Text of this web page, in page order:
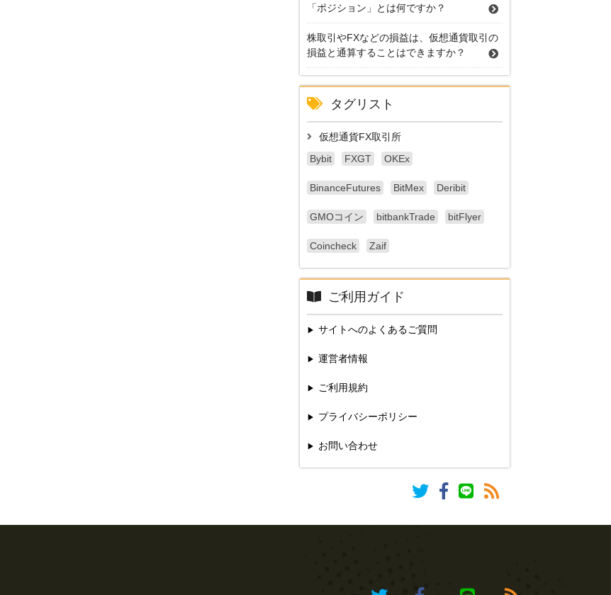
「ポジション」とは何ですか？
株取引やFXなどの損益は、仮想通貨取引の
損益と通算することはできますか？
タグリスト
仮想通貨FX取引所
Bybit
FXGT OKEx
BinanceFutures BitMex Deribit
GMOコイン bitbankTrade bitFlyer
Coincheck Zaif
ご利用ガイド
サイトへのよくあるご質問
運営者情報
ご利用規約
プライバシーポリシー
お問い合わせ